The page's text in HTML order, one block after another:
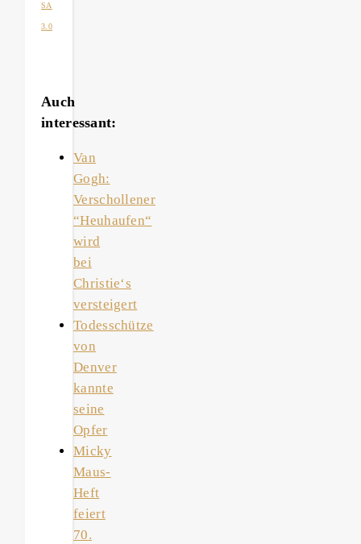
SA
3.0
Auch
interessant:
Van
Gogh:
Verschollener
“Heuhaufen“
wird
bei
Christie‘s
versteigert
Todesschütze
von
Denver
kannte
seine
Opfer
Micky
Maus-
Heft
feiert
70.